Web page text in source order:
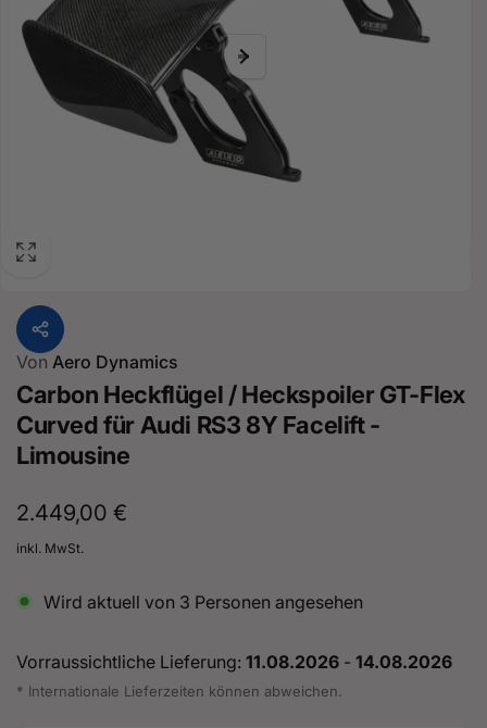
Von Aero Dynamics
Carbon Heckflügel / Heckspoiler GT-Flex
Curved für Audi RS3 8Y Facelift -
Limousine
Normaler
Preis
2.449,00 €
inkl. MwSt.
Wird aktuell von 3 Personen angesehen
Vorraussichtliche Lieferung: 11.08.2026 - 14.08.2026
* Internationale Lieferzeiten können abweichen.